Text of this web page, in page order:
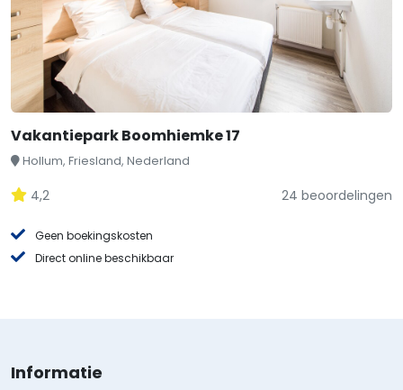
Vakantiepark Boomhiemke 17
Hollum, Friesland, Nederland
4,2 24 beoordelingen
Geen boekingskosten
Direct online beschikbaar
Informatie